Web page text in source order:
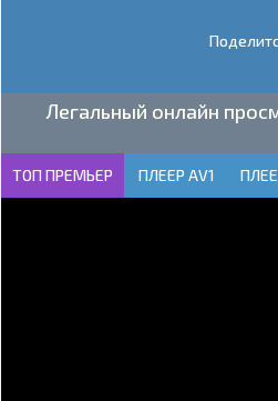
Легальный онлайн
ТОП ПРЕМЬЕР ПЛЕЕР AV1